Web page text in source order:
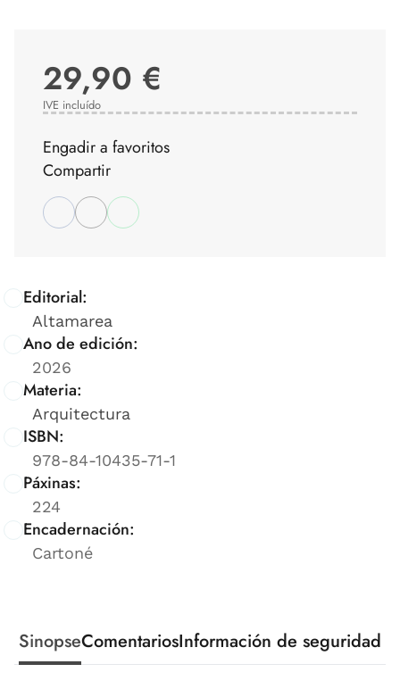
Editorial:
Altamarea
Ano de edición:
2026
Materia:
Arquitectura
ISBN:
978-84-10435-71-1
Páxinas:
224
Encadernación:
Cartoné
29,90 €
IVE incluído
Engadir a favoritos
Compartir
SinopseComentariosInformación de seguridad